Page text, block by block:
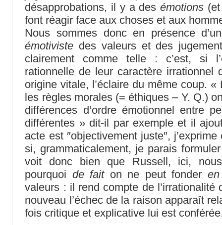
désapprobations, il y a des émotions(et
font réagir face aux choses et aux
Nous sommes donc en présence
émotiviste des valeurs et des
clairement comme telle : c’est, si
rationnelle de leur caractère irrationnel
origine vitale, l’éclaire du même coup.
les règles morales (= éthiques – Y. Q.)
différences d’ordre émotionnel entre
différentes » dit-il par exemple et il
acte est ″objectivement juste″,
si, grammaticalement, je parais
voit donc bien que Russell, ici, nous
pourquoi de faiton ne peut fonder
valeurs : il rend compte de
nouveau l’échec de la raison apparaît
fois critique et explicative lui est